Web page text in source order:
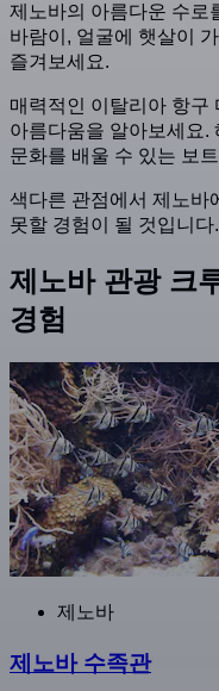
제노바의 아름다운 수로
바람이, 얼굴에 햇살이
즐겨보세요.
매력적인 이탈리아 항구
아름다움을 알아보세요.
문화를 배울 수 있는 보
색다른 관점에서 제노바
못할 경험이 될 것입니다.
제노바 관광 크
경험
제노바
제노바 수족관